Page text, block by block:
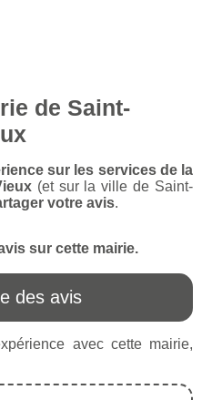
de Saint-
sur les services de la
(et sur la ville de Saint-
votre avis.
sur cette mairie.
des avis
avec cette mairie,